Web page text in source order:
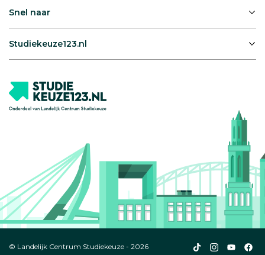
Snel naar
Studiekeuze123.nl
© Landelijk Centrum Studiekeuze - 2026
Studiekeuze123